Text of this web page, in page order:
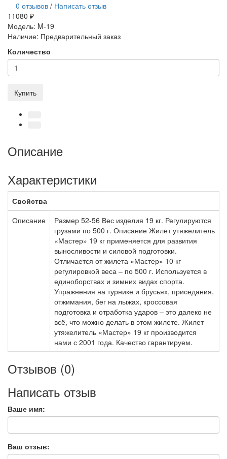
0 отзывов / Написать отзыв
11080 ₽
Модель: M-19
Наличие: Предварительный заказ
Количество
Купить
Описание
Характеристики
Свойства
Описание
Размер 52-56 Вес изделия 19 кг. Регулируются
грузами по 500 г. Описание Жилет утяжелитель
«Мастер» 19 кг применяется для развития
выносливости и силовой подготовки.
Отличается от жилета «Мастер» 10 кг
регулировкой веса – по 500 г. Используется в
единоборствах и зимних видах спорта.
Упражнения на турнике и брусьях, приседания,
отжимания, бег на лыжах, кроссовая
подготовка и отработка ударов – это далеко не
всё, что можно делать в этом жилете. Жилет
утяжелитель «Мастер» 19 кг производится
нами с 2001 года. Качество гарантируем.
Отзывов (0)
Написать отзыв
Ваше имя:
Ваш отзыв: